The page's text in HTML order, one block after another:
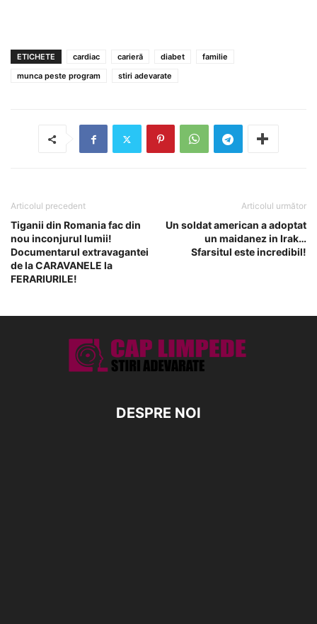
ETICHETE cardiac carieră diabet
familie
munca peste program
stiri adevarate
Articolul precedent
Tiganii din Romania fac din
nou inconjurul lumii!
Documentarul extravagantei
de la CARAVANELE la
FERARIURILE!
Articolul următor
Un soldat american a adoptat
un maidanez in Irak…
Sfarsitul este incredibil!
DESPRE NOI